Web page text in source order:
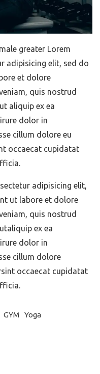
greater Lorem
adipisicing elit, sed do
et dolore
quis nostrud
aliquip ex ea
dolor in
cillum dolore eu
occaecat cupidatat
adipisicing elit,
ut labore et dolore
quis nostrud
ex ea
dolor in
cillum dolore
occaecat cupidatat
GYM Yoga